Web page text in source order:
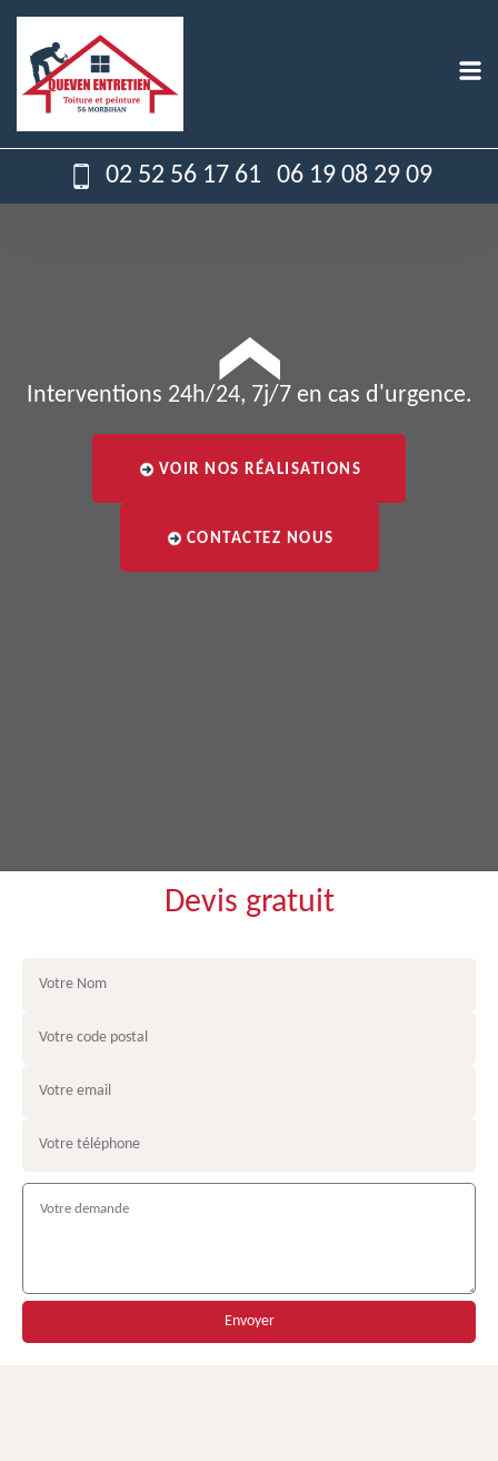
02 52 56 17 61 06 19 08 29 09
Interventions 24h/24, 7j/7 en cas d'urgence.
VOIR NOS RÉALISATIONS
CONTACTEZ NOUS
Devis gratuit